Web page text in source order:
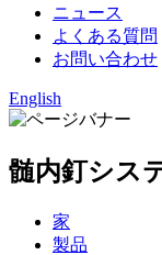
ニュース
よくある質問
お問い合わせ
English
髄内釘シス
家
製品